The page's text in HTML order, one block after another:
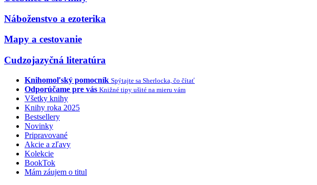
Náboženstvo a ezoterika
Mapy a cestovanie
Cudzojazyčná literatúra
Knihomoľský pomocník Spýtajte sa Sherlocka, čo čítať
Odporúčame pre vás Knižné tipy ušité na mieru vám
Všetky knihy
Knihy roka 2025
Bestsellery
Novinky
Pripravované
Akcie a zľavy
Kolekcie
BookTok
Mám záujem o titul